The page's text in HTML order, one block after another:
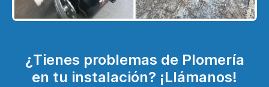
¿Tienes problemas de Plomería
en tu instalación? ¡Llámanos!